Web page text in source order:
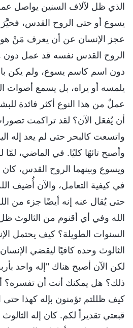
الذي ظل لآلاف السنين يواصل
يسوع أو حتى الروح القدس، فحيَّرَ
عجز الإنسان عن أن يعرف مَنْ هو
الروح القدس نفسه قد عمل دون
دون اسم كاسم يسوع، ولم يكن
يلمسه أو يراه، بل يسمع أصوات
عملٌ من هذا النوع أكثر فائدة
أن يُفعَل الآن؟ لقد تراكمت
واتسعت كالبحر حتى لم يعد إله
وأصبح تائهًا كليًا. في الماضي،
ويسوع وبينهما الروح القدس، كان
في كيفية التعامل، والآن أُضيف
حتى يُقال عنه إنه أيضًا جزء من
الله وفي أي أقنوم من الثالوث
السنوات الطويلة؟ كيف يحتمل
الثالوث وحده كافيًا ليقضي
لكن الآن أصبح هناك "إله واحد
ذلك؟ هل يمكنك أنت أن تفسره؟
كيف ظللتم تؤمنون بإله كهذا حتى
قبعتي تقديراً لكم. كان إله الثالوث